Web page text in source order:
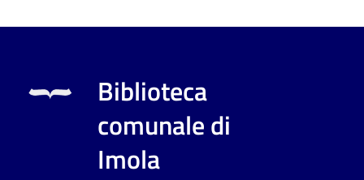
Biblioteca
comunale di
Imola